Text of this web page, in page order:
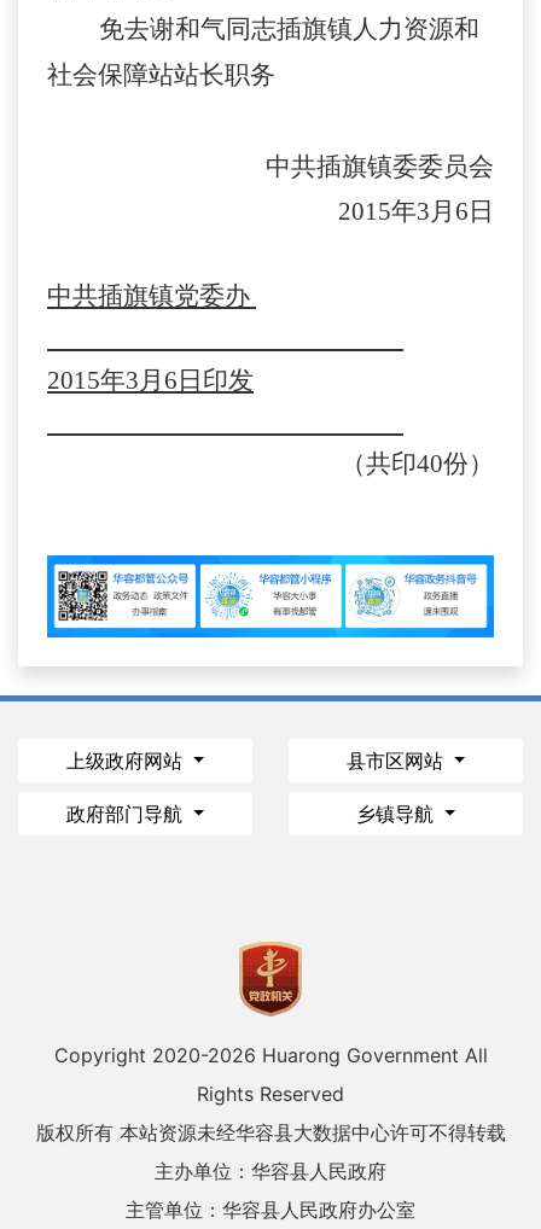
免去谢和气同志插旗镇人力资源和
社会保障站站长职务
中共插旗镇委委员会
2015年3月 6 日
中共插旗镇党委办
2015年3月 6 日印发
（共印40份）
上级政府网站 县市区网站
政府部门导航 乡镇导航
Copyright 2020-2026 Huarong Government All
Rights Reserved
版权所有 本站资源未经华容县大数据中心许可不得转载
主办单位：华容县人民政府
主管单位：华容县人民政府办公室